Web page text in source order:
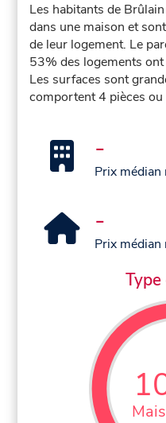
Les habitants de
dans une maison et
de leur logement. Le
53% des logements
Les surfaces sont
comportent 4 pièces ou
-
Prix
-
Prix